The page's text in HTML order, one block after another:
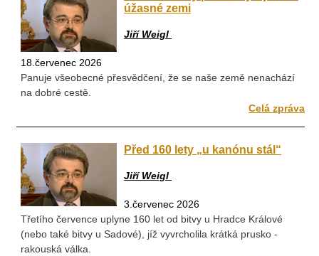
úžasné zemi
Jiří Weigl
18.červenec 2026
Panuje všeobecné přesvědčení, že se naše země nenachází
na dobré cestě.
Celá zpráva
Před 160 lety „u kanónu stál“
Jiří Weigl
3.červenec 2026
Třetího července uplyne 160 let od bitvy u Hradce Králové
(nebo také bitvy u Sadové), jíž vyvrcholila krátká prusko -
rakouská válka.